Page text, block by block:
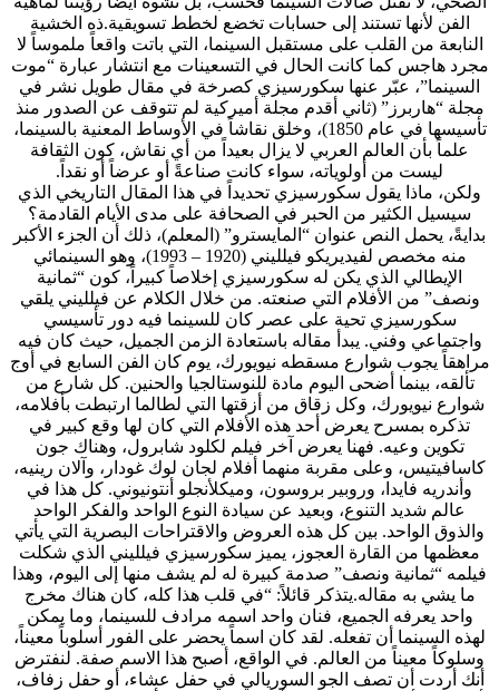
الفن لأنها تستند إلى حسابات تخضع لخطط تسويقية.ذه الخشية
النابعة من القلب على مستقبل السينما، التي باتت واقعاً ملموساً لا
مجرد هاجس كما كانت الحال في التسعينات مع انتشار عبارة “موت
السينما”، عبّر عنها سكورسيزي كصرخة في مقال طويل نشر في
مجلة “هاربرز” (ثاني أقدم مجلة أميركية لم تتوقف عن الصدور منذ
تأسيسها في عام 1850)، وخلق نقاشاً في الأوساط المعنية بالسينما،
علماً بأن العالم العربي لا يزال بعيداً من أي نقاش، كون الثقافة
ليست من أولوياته، سواء كانت صناعةً أو عرضاً أو نقداً.
ولكن، ماذا يقول سكورسيزي تحديداً في هذا المقال التاريخي الذي
سيسيل الكثير من الحبر في الصحافة على مدى الأيام القادمة؟
بدايةً، يحمل النص عنوان “المايسترو” (المعلم)، ذلك أن الجزء الأكبر
منه مخصص لفيديريكو فيلليني (1920 – 1993)، وهو السينمائي
الإيطالي الذي يكن له سكورسيزي إخلاصاً كبيراً، كون “ثمانية
ونصف” من الأفلام التي صنعته. من خلال الكلام عن فيلليني يلقي
سكورسيزي تحية على عصر كان للسينما فيه دور تأسيسي
واجتماعي وفني. يبدأ مقاله باستعادة الزمن الجميل، حيث كان فيه
مراهقاً يجوب شوارع مسقطه نيويورك، يوم كان الفن السابع في أوج
تألقه، بينما أضحى اليوم مادة للنوستالجيا والحنين. كل شارع من
شوارع نيويورك، وكل زقاق من أزقتها التي لطالما ارتبطت بأفلامه،
تذكره بمسرح يعرض أحد هذه الأفلام التي كان لها وقع كبير في
تكوين وعيه. فهنا يعرض آخر فيلم لكلود شابرول، وهناك جون
كاسافيتيس، وعلى مقربة منهما أفلام لجان لوك غودار، وآلان رينيه،
وأندريه فايدا، وروبير بروسون، وميكلأنجلو أنتونيوني. كل هذا في
عالم شديد التنوع، وبعيد عن سيادة النوع الواحد والفكر الواحد
والذوق الواحد. بين كل هذه العروض والاقتراحات البصرية التي يأتي
معظمها من القارة العجوز، يميز سكورسيزي فيلليني الذي شكلت
فيلمه “ثمانية ونصف” صدمة كبيرة له لم يشف منها إلى اليوم، وهذا
ما يشي به مقاله.يتذكر قائلاً: “في قلب هذا كله، كان هناك مخرج
واحد يعرفه الجميع، فنان واحد اسمه مرادف للسينما، وما يمكن
لهذه السينما أن تفعله. لقد كان اسماً يحضر على الفور أسلوباً معيناً،
وسلوكاً معيناً من العالم. في الواقع، أصبح هذا الاسم صفة. لنفترض
أنك أردت أن تصف الجو السوريالي في حفل عشاء، أو حفل زفاف،